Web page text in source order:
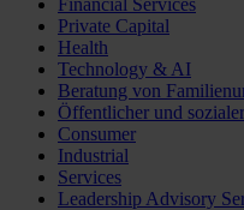
Financial Services
Private Capital
Health
Technology & AI
Beratung von
Öffentlicher und
Consumer
Industrial
Services
Leadership Advisory